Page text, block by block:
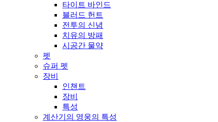
타이트 바인드
블러드 헌트
전투의 신념
치유의 방패
시공간 물약
펫
슈퍼 펫
장비
인챈트
장비
특성
계산기의 영웅의 특성